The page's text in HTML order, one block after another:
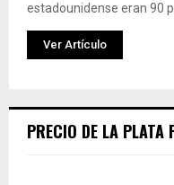
estadounidense eran 90
Ver Artículo
PRECIO DE LA PLATA